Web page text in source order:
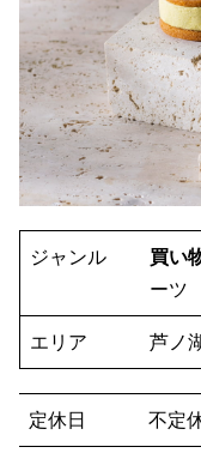
ジャンル 買い
ーツ
エリア 芦ノ
定休日 不定